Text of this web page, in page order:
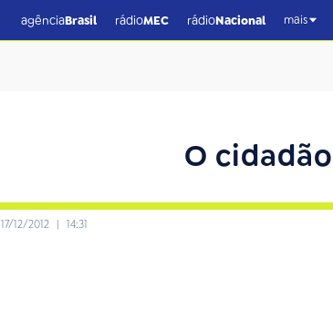
agênciaBrasil rádioMEC rádioNacional mais
O
17/12/2012 | 14:31